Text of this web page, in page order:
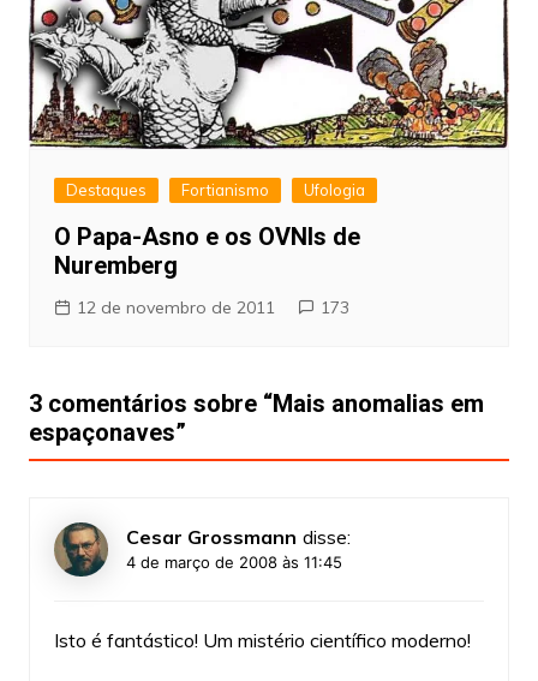
Destaques Fortianismo Ufologia
O Papa-Asno e os OVNIs de
Nuremberg
12 de novembro de 2011 173
3 comentários sobre “Mais anomalias em
espaçonaves”
Cesar Grossmann disse:
4 de março de 2008 às 11:45
Isto é fantástico! Um mistério científico moderno!